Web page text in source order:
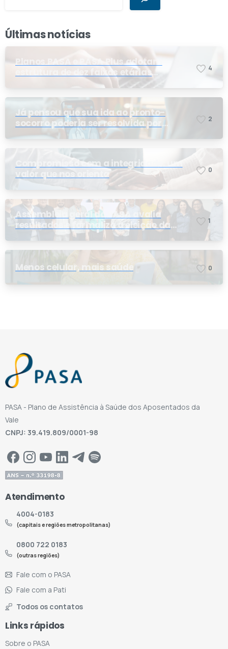
Últimas notícias
Planos PASA e PASA Plus adotam
estrutura de dez faixas etárias
conforme exigência da ANS e do STF
4
Já pensou que sua ida ao pronto-
socorro poderia ser resolvida por
telemedicina?
2
Compromisso com a integridade: um
valor que nos orienta
0
Assembleia geral do PASA avalia
resultados e formaliza a eleição da
nova conselheira
1
Menos celular, mais saúde 0
PASA - Plano de Assistência à Saúde dos Aposentados da
Vale
CNPJ: 39.419.809/0001-98
Atendimento
4004-0183
(capitais e regiões metropolitanas)
0800 722 0183
(outras regiões)
Fale com o PASA
Fale com a Pati
Todos os contatos
Links rápidos
Sobre o PASA